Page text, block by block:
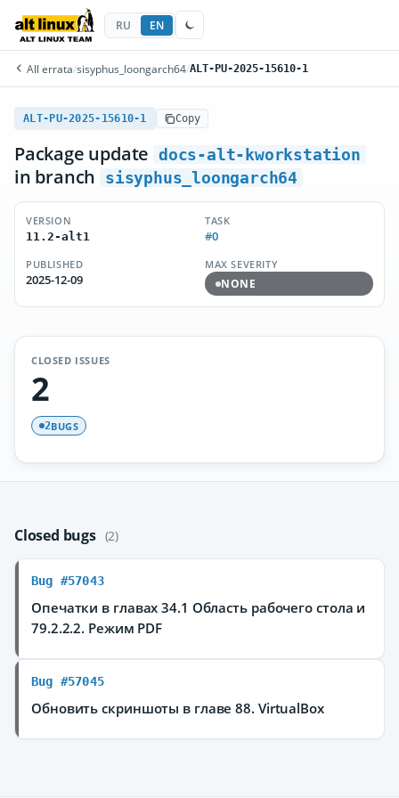
RU EN
All errata/sisyphus_loongarch64/ALT-PU-2025-15610-1
ALT-PU-2025-15610-1 Copy
Package update docs-alt-kworkstation
in branch sisyphus_loongarch64
VERSION
11.2-alt1
TASK
#0
PUBLISHED
2025-12-09
MAX SEVERITY
NONE
CLOSED ISSUES
2
2BUGS
Closed bugs (2)
Bug #57043
Опечатки в главах 34.1 Область рабочего стола и
79.2.2.2. Режим PDF
Bug #57045
Обновить скриншоты в главе 88. VirtualBox